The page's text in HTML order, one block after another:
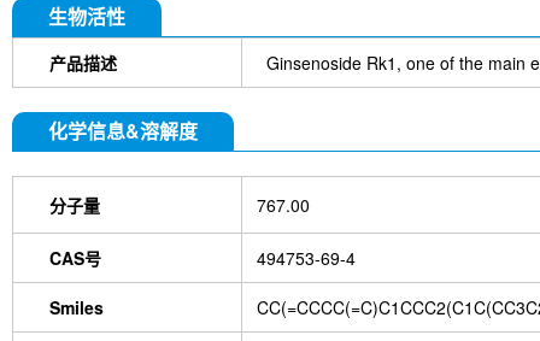
Farrerol
Chlorogenic Acid
2,2,2-Tribromoethanol
Hydroxytyrosol
D-(+)-Trehalose
Hyaluronic acid (Hyaluronan)
GSK805
Pamrevlumab (anti-CTGF)
Bromhexine HCl
E7820
Sphingosine HQNO
Iodoacetamide
(Rabbit mAb) [B17N21]
Fetuin, Fetal Bovine
Molsidomine
N-Acetylneuraminic acid
Madecassoside
β-
Anethole trithione
Acetylglucosamine
Creatine monohydrate
Itaconic acid Hypromellose
EGCG Octaacetate
BOS-318 IM-54
C381
生物活性
产品描述 Ginsenoside Rk1, one of the main
化学信息&溶解度
分子量 767.00
CAS号 494753-69-4
Smiles